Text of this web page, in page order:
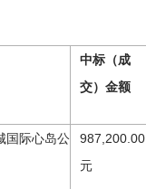
中标（成
交）金额
国际心岛公
987,200.00
元